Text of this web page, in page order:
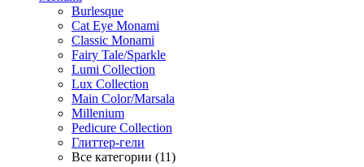
Burlesque
Cat Eye Monami
Classic Monami
Fairy Tale/Sparkle
Lumi Collection
Lux Collection
Main Color/Marsala
Millenium
Pedicure Collection
Глиттер-гели
Все категории (11)